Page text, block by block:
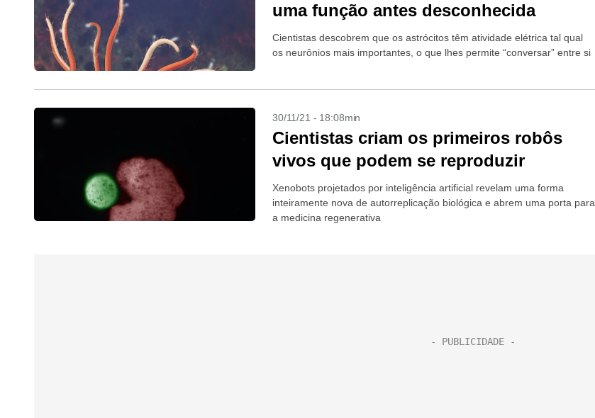
uma função antes desconhecida
Cientistas descobrem que os astrócitos têm atividade elétrica tal qual
os neurônios mais importantes, o que lhes permite “conversar” entre si
30/11/21 - 18:08min
Cientistas criam os primeiros robôs
vivos que podem se reproduzir
Xenobots projetados por inteligência artificial revelam uma forma
inteiramente nova de autorreplicação biológica e abrem uma porta para
a medicina regenerativa